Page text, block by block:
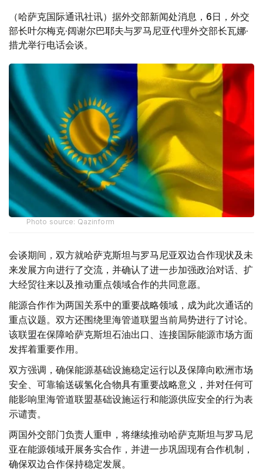
（哈萨克国际通讯社讯）据外交部新闻处消息，6日，外交
部长叶尔梅克·阔谢尔巴耶夫与罗马尼亚代理外交部长瓦娜·
措尤举行电话会谈。
Photo source: Qazinform
会谈期间，双方就哈萨克斯坦与罗马尼亚双边合作现状及未
来发展方向进行了交流，并确认了进一步加强政治对话、扩
大经贸往来以及推动重点领域合作的共同意愿。
能源合作作为两国关系中的重要战略领域，成为此次通话的
重点议题。双方还围绕里海管道联盟当前局势进行了讨论。
该联盟在保障哈萨克斯坦石油出口、连接国际能源市场方面
发挥着重要作用。
双方强调，确保能源基础设施稳定运行以及保障向欧洲市场
安全、可靠输送碳氢化合物具有重要战略意义，并对任何可
能影响里海管道联盟基础设施运行和能源供应安全的行为表
示谴责。
两国外交部门负责人重申，将继续推动哈萨克斯坦与罗马尼
亚在能源领域开展务实合作，并进一步巩固现有合作机制，
确保双边合作保持稳定发展。